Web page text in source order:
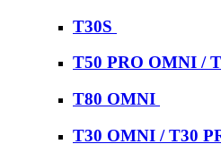
T30S
T50 PRO OMNI /
T80 OMNI
T30 OMNI / T30